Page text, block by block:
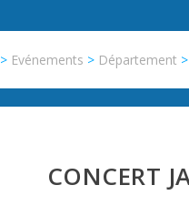
> Evénements > Département
CONCERT